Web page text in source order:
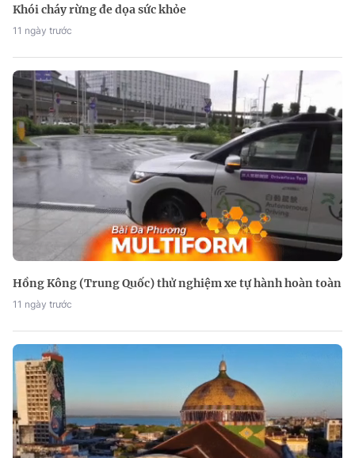
Khói cháy rừng đe dọa sức khỏe
11 ngày trước
Hồng Kông (Trung Quốc) thử nghiệm xe tự hành hoàn toàn
11 ngày trước